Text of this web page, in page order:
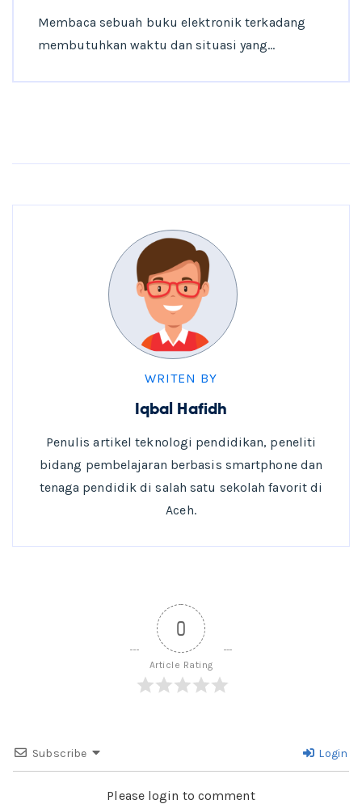
Membaca sebuah buku elektronik terkadang
membutuhkan waktu dan situasi yang…
WRITEN BY
Iqbal Hafidh
Penulis artikel teknologi pendidikan, peneliti
bidang pembelajaran berbasis smartphone dan
tenaga pendidik di salah satu sekolah favorit di
Aceh.
0
Article Rating
Subscribe Login
Please login to comment